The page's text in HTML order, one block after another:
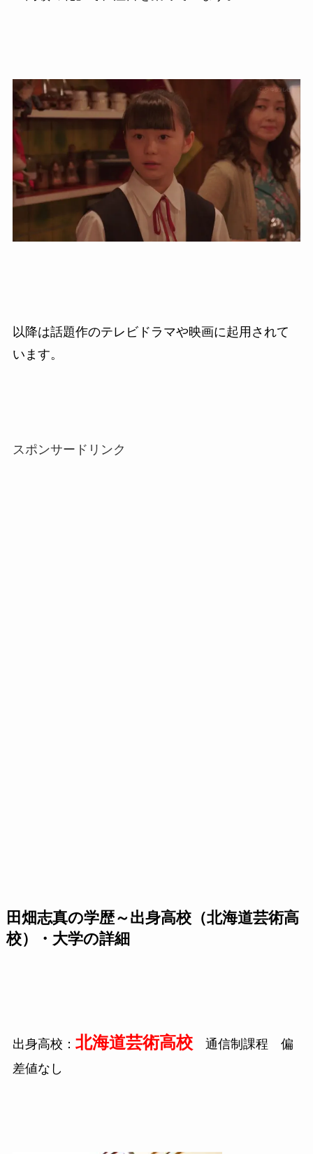
以降は話題作のテレビドラマや映画に起用されて
います。
スポンサードリンク
田畑志真の学歴～出身高校（北海道芸術高
校）・大学の詳細
出身高校： 北海道芸術高校通信制課程 偏
差値なし